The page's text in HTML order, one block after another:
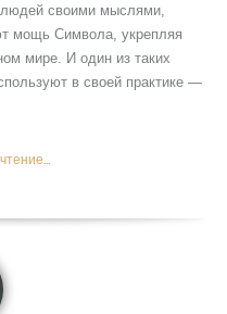
своими мыслями,
мощь Символа, укрепляя
мире. И один из таких
в своей практике —